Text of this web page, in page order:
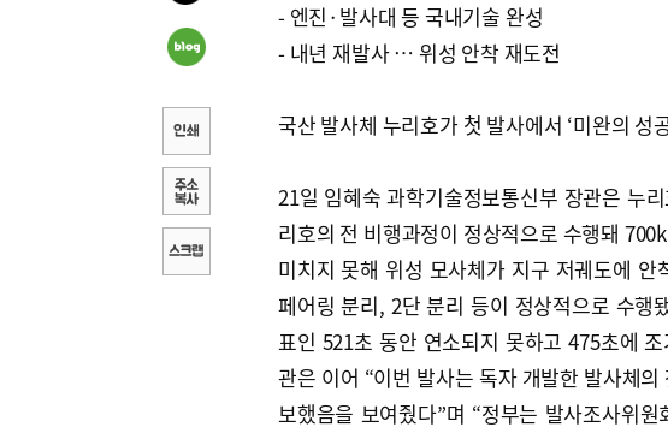
- 엔진·발사대 등 국내기술 완성
- 내년 재발사 … 위성 안착 재도전
국산 발사체 누리호가 첫 발사에서 ‘미완의 성
21일 임혜숙 과학기술정보통신부 장관은 누
리호의 전 비행과정이 정상적으로 수행돼
미치지 못해 위성 모사체가 지구 저궤도에
페어링 분리, 2단 분리 등이 정상적으로 수
표인 521초 동안 연소되지 못하고 475초에
관은 이어 “이번 발사는 독자 개발한 발사체
보했음을 보여줬다”며 “정부는 발사조사위